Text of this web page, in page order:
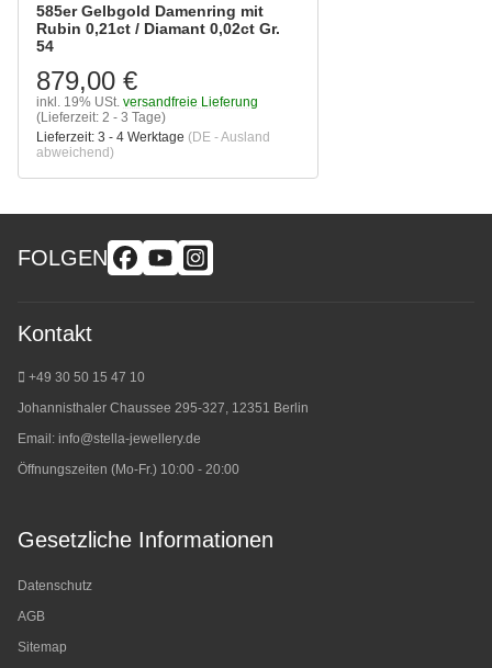
585er Gelbgold Damenring mit
Rubin 0,21ct / Diamant 0,02ct Gr.
54
879,00 €
inkl. 19% USt. versandfreie Lieferung
(Lieferzeit: 2 - 3 Tage)
Lieferzeit: 3 - 4 Werktage (DE - Ausland
abweichend)
FOLGEN
Kontakt
+49 30 50 15 47 10
Johannisthaler Chaussee 295-327, 12351 Berlin
Email: info@stella-jewellery.de
Öffnungszeiten (Mo-Fr.) 10:00 - 20:00
Gesetzliche Informationen
Datenschutz
AGB
Sitemap